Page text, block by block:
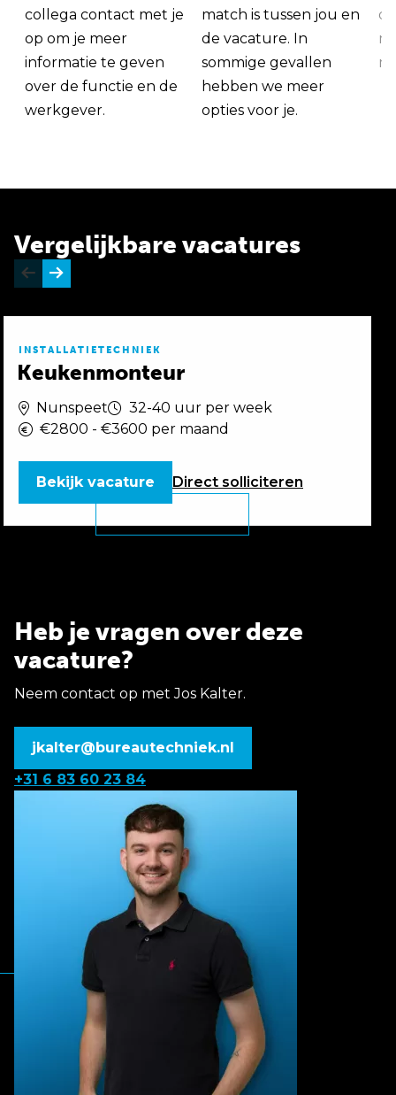
collega contact met je
op om je meer
informatie te geven
over de functie en de
werkgever.
match is tussen jou en
de vacature. In
sommige gevallen
hebben we meer
opties voor je.
Vergelijkbare vacatures
INSTALLATIETECHNIEK
Keukenmonteur
Nunspeet
32-40 uur per week
€2800 - €3600 per maand
Direct solliciteren
Bekijk vacature
Heb je vragen over deze
vacature?
Neem contact op met Jos Kalter.
jkalter@bureautechniek.nl
+31 6 83 60 23 84